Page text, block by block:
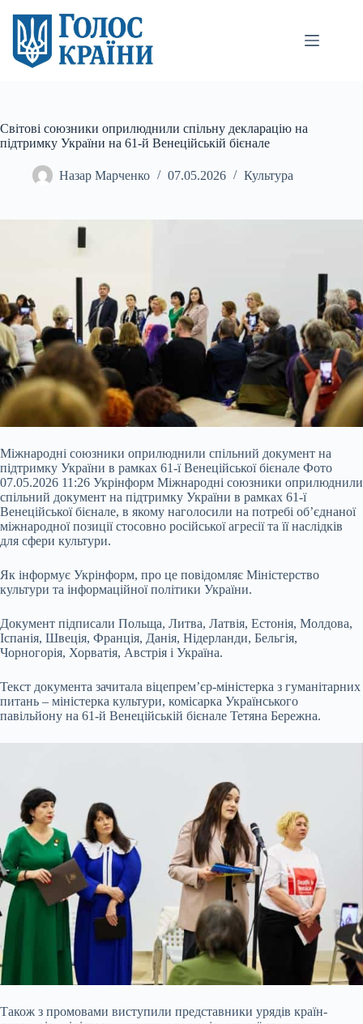
вмісту
Світові союзники оприлюднили спільну декларацію на
підтримку України на 61-й Венеційській бієнале
Назар Марченко 07.05.2026 Культура
Міжнародні союзники оприлюднили спільний документ на
підтримку України в рамках 61-ї Венеційської бієнале Фото
07.05.2026 11:26 Укрінформ Міжнародні союзники оприлюднили
спільний документ на підтримку України в рамках 61-ї
Венеційської бієнале, в якому наголосили на потребі об’єднаної
міжнародної позиції стосовно російської агресії та її наслідків
для сфери культури.
Як інформує Укрінформ, про це повідомляє Міністерство
культури та інформаційної політики України.
Документ підписали Польща, Литва, Латвія, Естонія, Молдова,
Іспанія, Швеція, Франція, Данія, Нідерланди, Бельгія,
Чорногорія, Хорватія, Австрія і Україна.
Текст документа зачитала віцепрем’єр-міністерка з гуманітарних
питань – міністерка культури, комісарка Українського
павільйону на 61-й Венеційській бієнале Тетяна Бережна.
Також з промовами виступили представники урядів країн-